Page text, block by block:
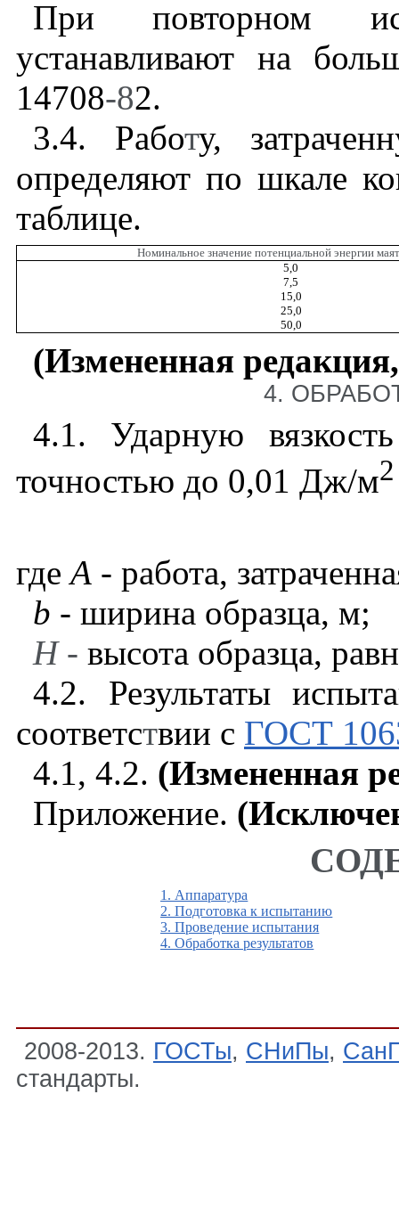
При повторном
устанавливают на
14708-82.
3.4. Работу,
определяют по шкале
таблице.
Номинальное значение потенциальной энергии
5,0
7,5
15,0
25,0
50,0
(Измененная
4.
4.1. Ударную
точностью до 0,01 Дж/м2
где А - работа,
b - ширина образца, м;
Н- высота образца,
4.2. Результаты
соответствии с ГОСТ
4.1, 4.2. (Измененная
Приложение.
1. Аппаратура
2. Подготовка к испытанию
3. Проведение испытания
4. Обработка результатов
2008-2013. ГОСТы, СНиПы,
стандарты.